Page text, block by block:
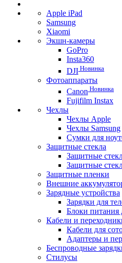
Apple iPad
Samsung
Xiaomi
Экшн-камеры
GoPro
Insta360
DJI Новинка
Фотоаппараты
Canon Новинка
Fujifilm Instax
Чехлы
Чехлы Apple
Чехлы Samsung
Сумки для
Защитные стекла
Защитные
Защитные
Защитные пленки
Внешние
Зарядные устройства
Зарядки для
Блоки питания
Кабели и
Кабели для
Адаптеры и
Беспроводные
Стилусы